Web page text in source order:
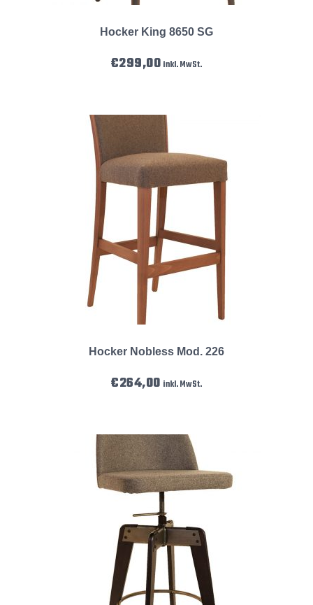
Hocker King 8650 SG
€299,00 inkl. MwSt.
Hocker Nobless Mod. 226
€264,00 inkl. MwSt.